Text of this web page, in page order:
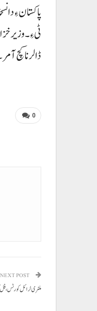
پاکستان ءِ
ڈالر نا کچ آ مرے۔
0
NEXT POST
ملٹری ٹرائل کورٹس،